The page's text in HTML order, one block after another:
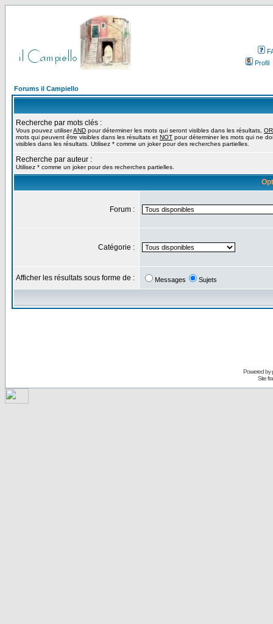
Profil
Forums il Campiello
Recherche par mots clés :
Vous pouvez utiliserAND pour déterminer les mots qui seront visibles dans les résultats, OR
mots qui peuvent être visibles dans les résultats et NOT pour déterminer les mots qui ne
visibles dans les résultats. Utilisez * comme un joker pour des recherches partielles.
Recherche par auteur :
Utilisez * comme un joker pour des recherches partielles.
Forum :
Catégorie :
Afficher les résultats sous forme de : Messages Sujets
Powered by
Site